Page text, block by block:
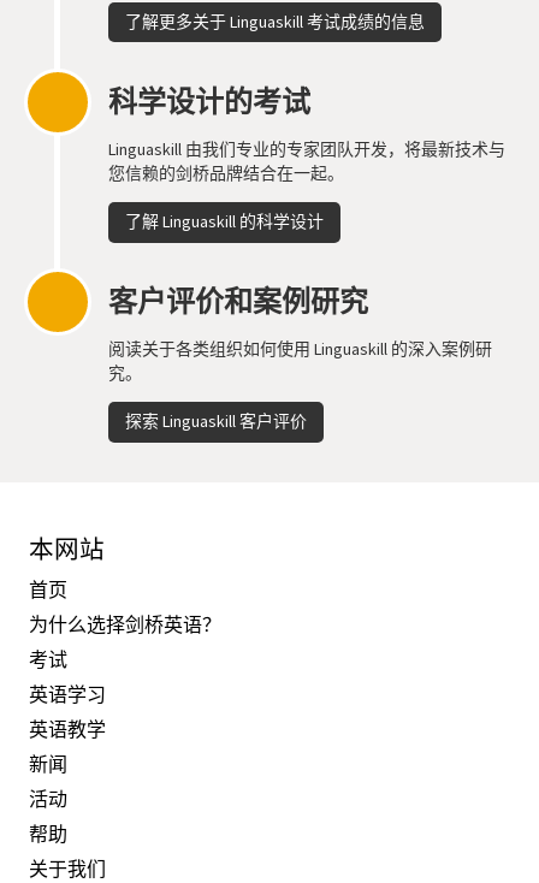
了解更多关于 Linguaskill 考试成绩的信息
科学设计的考试
Linguaskill 由我们专业的专家团队开发，将最新技术与
您信赖的剑桥品牌结合在一起。
了解 Linguaskill 的科学设计
客户评价和案例研究
阅读关于各类组织如何使用 Linguaskill 的深入案例研
究。
探索 Linguaskill 客户评价
本网站
首页
为什么选择剑桥英语？
考试
英语学习
英语教学
新闻
活动
帮助
关于我们